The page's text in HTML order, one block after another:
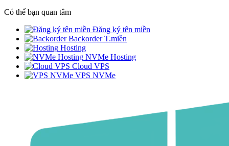
Có thể bạn quan tâm
Đăng ký tên miền
Backorder T.miền
Hosting
NVMe Hosting
Cloud VPS
VPS NVMe